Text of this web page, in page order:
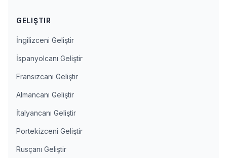
GELIŞTIR
İngilizceni Geliştir
İspanyolcanı Geliştir
Fransızcanı Geliştir
Almancanı Geliştir
İtalyancanı Geliştir
Portekizceni Geliştir
Rusçanı Geliştir